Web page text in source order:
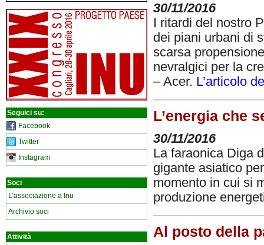
Seguici su:
Facebook
Twitter
Instagram
Soci
L’associazione a Inu
Archivio soci
Attività
30/11/2016
I ritardi del nostro
dei piani urbani di
scarsa
nevralgici per la
– Acer. L’articolo
L’energia che
30/11/2016
La faraonica Diga
gigante asiatico
momento in cui si
produzione
Al posto della